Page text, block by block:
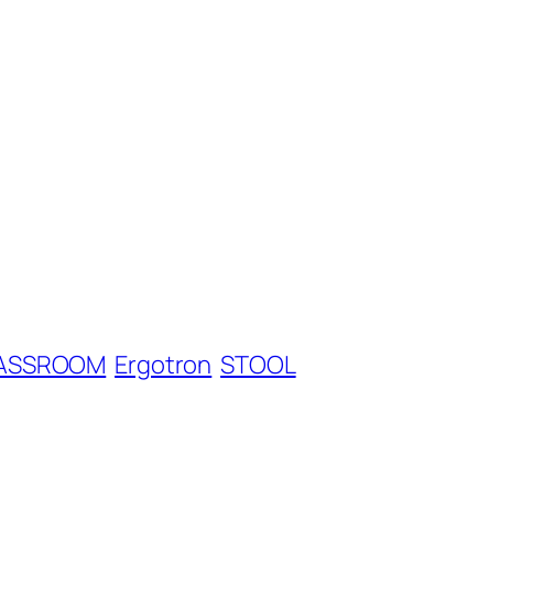
Ergotron STOOL